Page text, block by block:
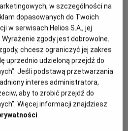
„Spider-Man: Bez drogi do
Całkiem nowy dzień” otwiera
życiu Petera Parkera i Spider-
mężczyzną żyjącym
w szczególności na
dopasowanych do Twoich
w serwisach Helios S.A., jej
zgody jest dobrowolne.
chcesz ograniczyć jej zakres
uprzednio udzieloną przejdź do
Jeśli podstawą przetwarzania
interes administratora,
aby to zrobić przejdź do
Więcej informacji znajdziesz